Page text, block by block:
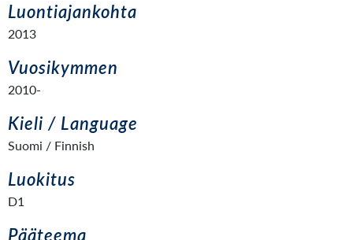
Luontiajankohta
2013
Vuosikymmen
2010-
Kieli / Language
Suomi / Finnish
Luokitus
D1
Pääteema